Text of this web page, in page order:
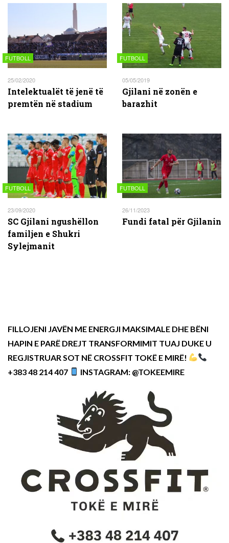
FUTBOLL
25/02/2020
Intelektualët të jenë të
premtën në stadium
FUTBOLL
05/05/2019
Gjilani në zonën e
barazhit
FUTBOLL
23/09/2020
SC Gjilani ngushëllon
familjen e Shukri
Sylejmanit
FUTBOLL
26/11/2023
Fundi fatal për Gjilanin
FILLOJENI JAVËN ME ENERGJI MAKSIMALE DHE BËNI
HAPIN E PARË DREJT TRANSFORMIMIT TUAJ DUKE U
REGJISTRUAR SOT NË CROSSFIT TOKË E MIRË!
+383 48 214 407
INSTAGRAM: @TOKEEMIRE